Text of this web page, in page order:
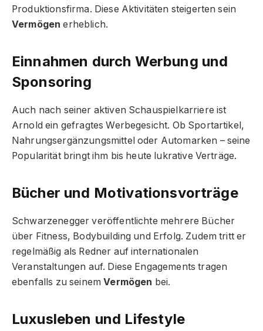
Produktionsfirma. Diese Aktivitäten steigerten sein
Vermögen erheblich.
Einnahmen durch Werbung und
Sponsoring
Auch nach seiner aktiven Schauspielkarriere ist
Arnold ein gefragtes Werbegesicht. Ob Sportartikel,
Nahrungsergänzungsmittel oder Automarken – seine
Popularität bringt ihm bis heute lukrative Verträge.
Bücher und Motivationsvorträge
Schwarzenegger veröffentlichte mehrere Bücher
über Fitness, Bodybuilding und Erfolg. Zudem tritt er
regelmäßig als Redner auf internationalen
Veranstaltungen auf. Diese Engagements tragen
ebenfalls zu seinemVermögen bei.
Luxusleben und Lifestyle